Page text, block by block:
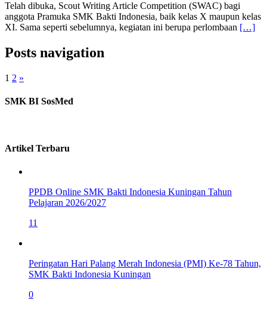
Telah dibuka, Scout Writing Article Competition (SWAC) bagi
anggota Pramuka SMK Bakti Indonesia, baik kelas X maupun kelas
XI. Sama seperti sebelumnya, kegiatan ini berupa perlombaan […]
Posts navigation
1 2 »
SMK BI SosMed
Artikel Terbaru
PPDB Online SMK Bakti Indonesia Kuningan Tahun
Pelajaran 2026/2027
11
Peringatan Hari Palang Merah Indonesia (PMI) Ke-78 Tahun,
SMK Bakti Indonesia Kuningan
0